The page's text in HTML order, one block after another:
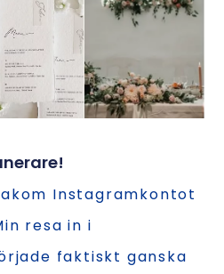
Instagramkontot
resa in i
faktiskt ganska